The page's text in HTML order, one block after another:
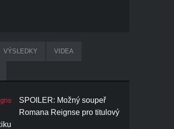
VÝSLEDKY VIDEA
SPOILER: Možný soupeř
Romana Reignse pro titulový